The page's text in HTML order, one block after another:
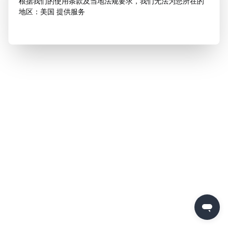
地区：美国 提供服务